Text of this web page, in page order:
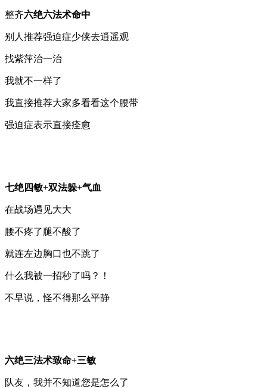
整齐六绝六法术命中
别人推荐强迫症少侠去逍遥观
找紫萍治一治
我就不一样了
我直接推荐大家多看看这个腰带
强迫症表示直接痊愈
七绝四敏+双法躲+气血
在战场遇见大大
腰不疼了腿不酸了
就连左边胸口也不跳了
什么我被一招秒了吗？！
不早说，怪不得那么平静
六绝三法术致命+三敏
队友，我并不知道您是怎么了